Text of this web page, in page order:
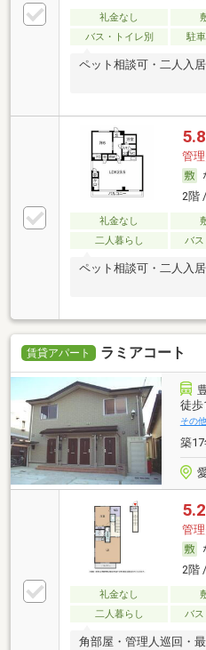
礼金なし
バス・トイレ別
駐
ペット相談可・二人入
管
2階
礼金なし
二人暮らし
バス
ペット相談可・二人入
賃貸アパート ラミアコート
徒歩
その
築
管
2階
礼金なし
二人暮らし
バス
角部屋・管理人巡回・